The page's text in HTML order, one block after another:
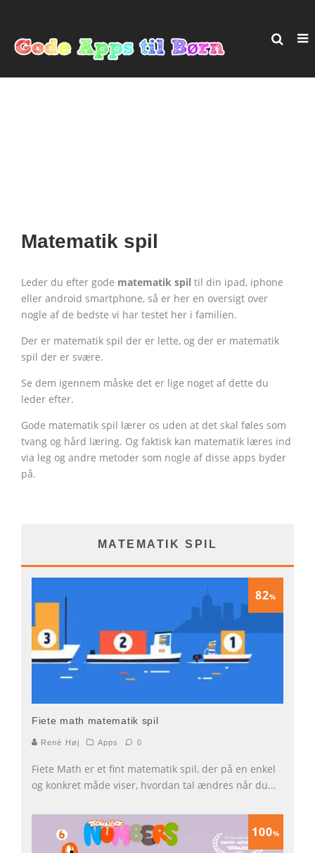
Matematik spil
Leder du efter gode matematik spil til din ipad, iphone
eller android smartphone, så er her en oversigt over
nogle af de bedste vi har testet her i familien.
Der er matematik spil der er lette, og der er matematik
spil der er svære.
Se dem igennem måske det er lige noget af dette du
leder efter.
Gode matematik spil lærer os uden at det skal føles som
tvang og hård læring. Og faktisk kan matematik læres ind
via leg og andre metoder som nogle af disse apps byder
på.
MATEMATIK SPIL
82%
Fiete math matematik spil
René Høj Apps 0
Fiete Math er et fint matematik spil, der på en enkel
og konkret måde viser, hvordan tal ændres når du...
100%